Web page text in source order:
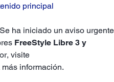
principal
Se ha iniciado un aviso urgente
FreeStyle Libre 3 y
visite
más información.